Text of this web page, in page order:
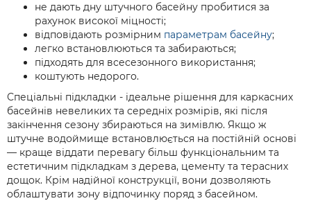
не дають дну штучного басейну пробитися за
рахунок високої міцності;
відповідають розмірним параметрам басейну;
легко встановлюються та забираються;
підходять для всесезонного використання;
коштують недорого.
Спеціальні підкладки - ідеальне рішення для каркасних
басейнів невеликих та середніх розмірів, які після
закінчення сезону збираються на зимівлю. Якщо ж
штучне водоймище встановлюється на постійній основі
— краще віддати перевагу більш функціональним та
естетичним підкладкам з дерева, цементу та терасних
дощок. Крім надійної конструкції, вони дозволяють
облаштувати зону відпочинку поряд з басейном.